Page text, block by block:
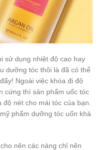
sử dụng nhiệt độ cao hay
dưỡng tóc thôi là đã có thể
Ngoài việc khóa đi độ
cứng thì sản phẩm uốc tóc
nét cho mái tóc của bạn.
phẩm dưỡng tóc uốn khá
nên các nàng chỉ nên